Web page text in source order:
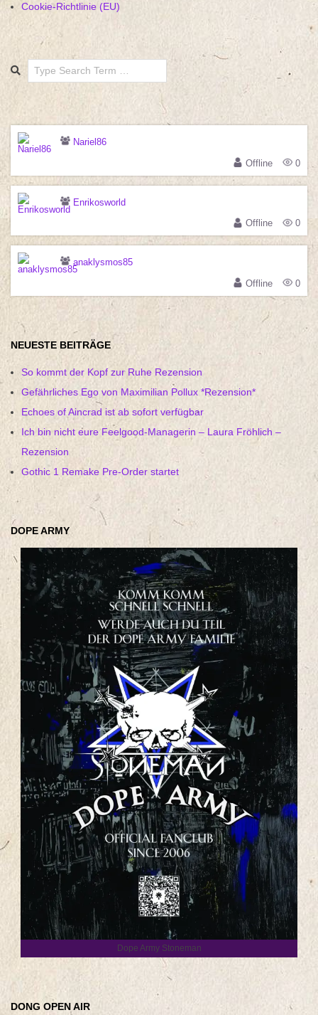
Cookie-Richtlinie (EU)
Search
Nariel86
Offline
0
Enrikosworld
Offline
0
anaklysmos85
Offline
0
NEUESTE BEITRÄGE
So kommt der Kopf zur Ruhe Rezension
Gefährliches Ego von Maximilian Pollux *Rezension*
Echoes of Aincrad ist ab sofort verfügbar
Ich bin nicht eure Feelgood-Managerin – Laura Fröhlich –
Rezension
Gothic 1 Remake Pre-Order startet
DOPE ARMY
Dope Army Stoneman
DONG OPEN AIR